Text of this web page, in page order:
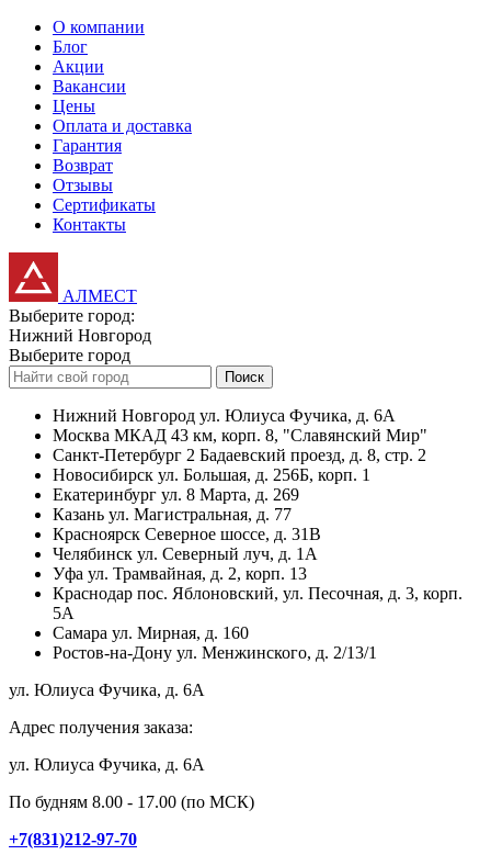
О компании
Блог
Акции
Вакансии
Цены
Оплата и доставка
Гарантия
Возврат
Отзывы
Сертификаты
Контакты
АЛМЕСТ
Выберите город:
Нижний Новгород
Выберите город
Поиск
Нижний Новгород ул. Юлиуса Фучика, д. 6А
Москва МКАД 43 км, корп. 8, "Славянский Мир"
Санкт-Петербург 2 Бадаевский проезд, д. 8, стр. 2
Новосибирск ул. Большая, д. 256Б, корп. 1
Екатеринбург ул. 8 Марта, д. 269
Казань ул. Магистральная, д. 77
Красноярск Северное шоссе, д. 31В
Челябинск ул. Северный луч, д. 1А
Уфа ул. Трамвайная, д. 2, корп. 13
Краснодар пос. Яблоновский, ул. Песочная, д. 3, корп.
5А
Самара ул. Мирная, д. 160
Ростов-на-Дону ул. Менжинского, д. 2/13/1
ул. Юлиуса Фучика, д. 6А
Адрес получения заказа:
ул. Юлиуса Фучика, д. 6А
По будням 8.00 - 17.00 (по МСК)
+7(831)212-97-70